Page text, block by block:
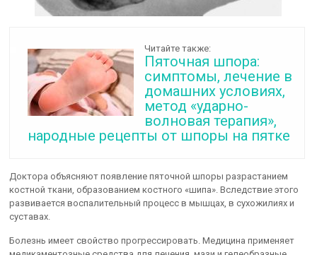
Читайте также:
Пяточная шпора:
симптомы, лечение в
домашних условиях,
метод «ударно-
волновая терапия»,
народные рецепты от шпоры на пятке
Доктора объясняют появление пяточной шпоры разрастанием
костной ткани, образованием костного «шипа». Вследствие этого
развивается воспалительный процесс в мышцах, в сухожилиях и
суставах.
Болезнь имеет свойство прогрессировать. Медицина применяет